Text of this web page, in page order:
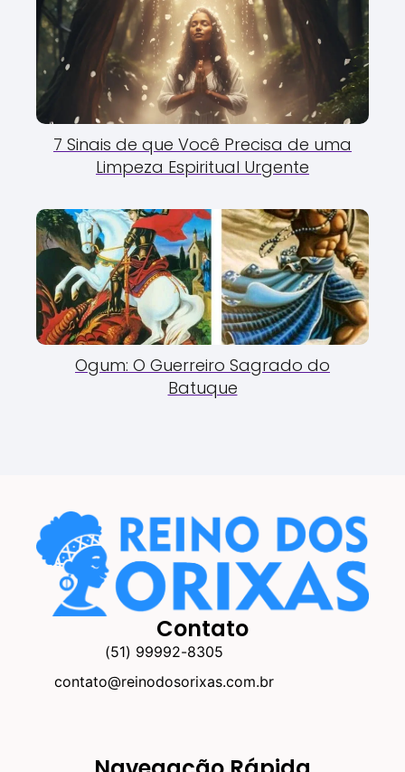
7 Sinais de que Você Precisa de uma
Limpeza Espiritual Urgente
Ogum: O Guerreiro Sagrado do
Batuque
Contato
(51) 99992-8305
contato@reinodosorixas.com.br